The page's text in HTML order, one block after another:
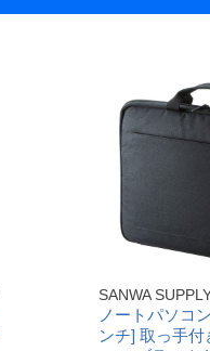
SANWA
ノートパソコ
ンチ] 取っ手